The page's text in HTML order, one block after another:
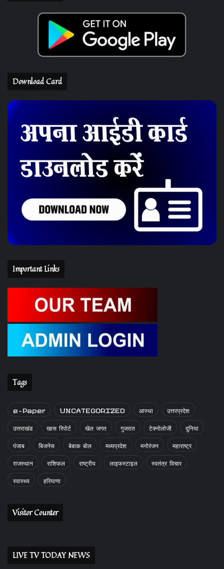
Download Card
Important Links
Tags
e-Paper UNCATEGORIZED आस्था उत्तरप्रदेश
उत्तराखंड खास रिपोर्ट खेल जगत गुजरात टेक्नोलोजी दुनिया
पंजाब बिजनेस बेबाक बोल मध्यप्रदेश मनोरंजन महाराष्ट्र
राजस्थान राशिफल राष्ट्रीय लाइफस्टाइल स्वतंत्र विचार
स्वास्थ्य हरियाणा
Visitor Counter
LIVE TV TODAY NEWS